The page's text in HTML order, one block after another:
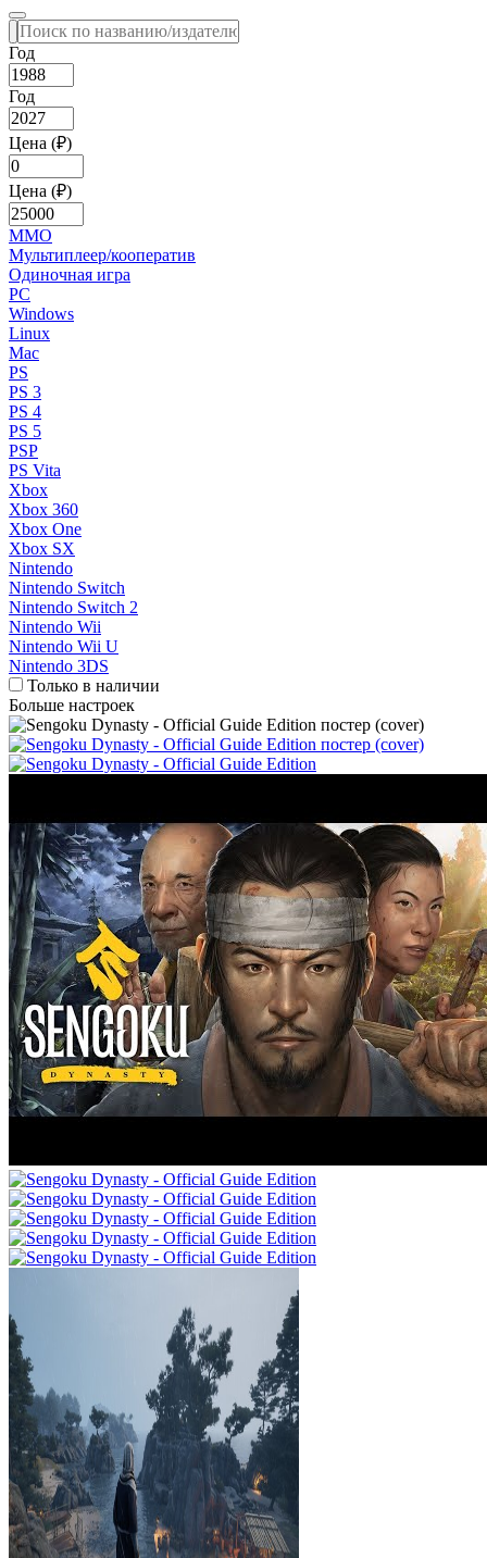
Год
Год
Цена (₽)
Цена (₽)
MMO
Мультиплеер/кооператив
Одиночная игра
PC
Windows
Linux
Mac
PS
PS 3
PS 4
PS 5
PSP
PS Vita
Xbox
Xbox 360
Xbox One
Xbox SX
Nintendo
Nintendo Switch
Nintendo Switch 2
Nintendo Wii
Nintendo Wii U
Nintendo 3DS
Только в наличии
Больше настроек